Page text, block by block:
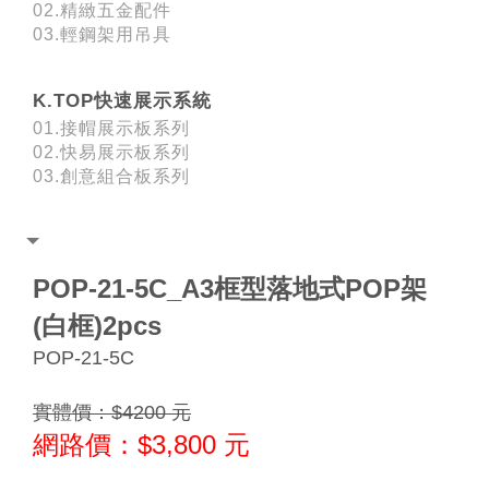
02.精緻五金配件
03.輕鋼架用吊具
K.TOP快速展示系統
01.接帽展示板系列
02.快易展示板系列
03.創意組合板系列
POP-21-5C_A3框型落地式POP架
(白框)2pcs
POP-21-5C
實體價：$4200 元
網路價：$3,800 元